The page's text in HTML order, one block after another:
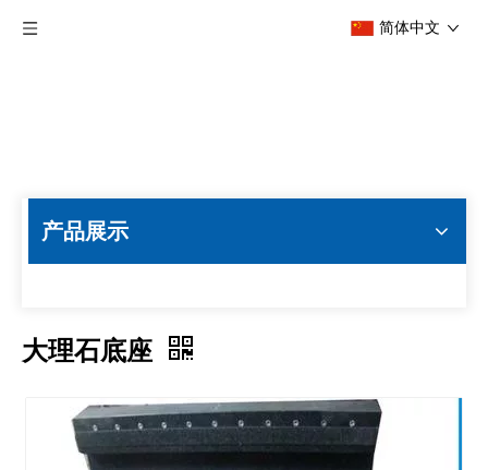
简体中文
产品展示
大理石底座